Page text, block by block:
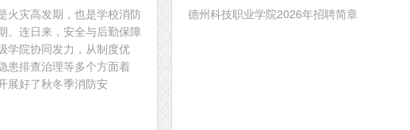
火灾高发期，也是学校消防
。连日来，安全与后勤保障
学院协同发力，从制度优
患排查治理等多个方面着
展好了秋冬季消防安
德州科技职业学院2026年招聘简章